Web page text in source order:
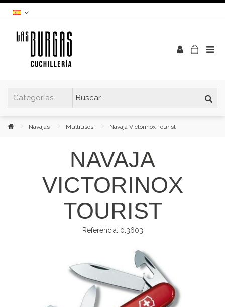
Navajas Multiusos Navaja Victorinox Tourist
NAVAJA
VICTORINOX
TOURIST
Referencia: 0.3603